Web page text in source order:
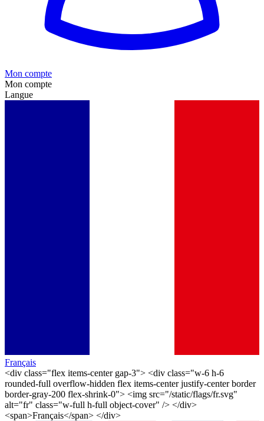
Mon compte
Mon compte
Langue
Français
<div class="flex items-center gap-3"> <div class="w-6 h-6
rounded-full overflow-hidden flex items-center justify-center border
border-gray-200 flex-shrink-0"> <img src="/static/flags/fr.svg"
alt="fr" class="w-full h-full object-cover" /> </div>
<span>Français</span> </div>